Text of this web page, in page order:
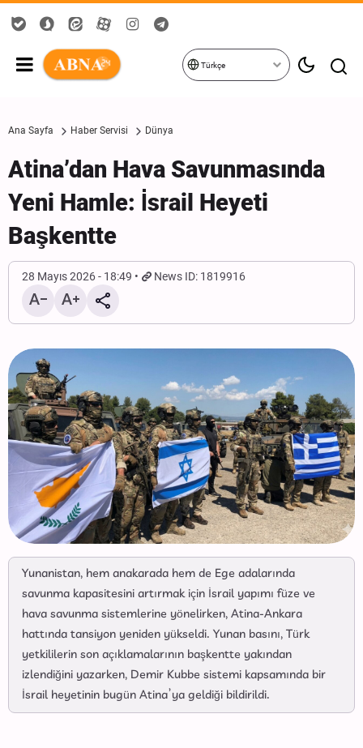
Türkçe
Ana Sayfa Haber Servisi Dünya
Atina’dan Hava Savunmasında
Yeni Hamle: İsrail Heyeti
Başkentte
28 Mayıs 2026 - 18:49 News ID: 1819916
Yunanistan, hem anakarada hem de Ege adalarında
savunma kapasitesini artırmak için İsrail yapımı füze ve
hava savunma sistemlerine yönelirken, Atina-Ankara
hattında tansiyon yeniden yükseldi. Yunan basını, Türk
yetkililerin son açıklamalarının başkentte yakından
izlendiğini yazarken, Demir Kubbe sistemi kapsamında bir
İsrail heyetinin bugün Atina’ya geldiği bildirildi.